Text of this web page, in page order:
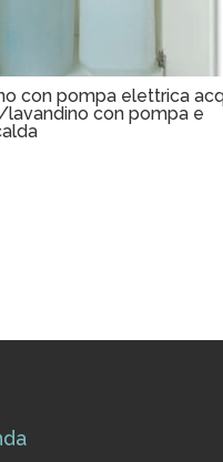
con pompa elettrica
con pompa e